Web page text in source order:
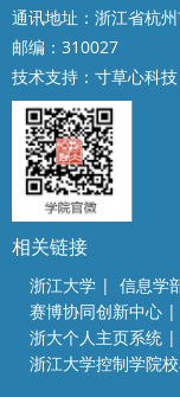
通讯地址：浙江省杭
邮编：310027
技术支持： 寸草心科技
相关链接
浙江大学 | 信息学
赛博协同创新中心 |
浙大个人主页系统 |
浙江大学控制学院